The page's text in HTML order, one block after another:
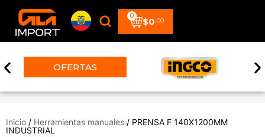
$0 .00
0
Inicio / Herramientas manuales / PRENSA F 140X1200MM
INDUSTRIAL